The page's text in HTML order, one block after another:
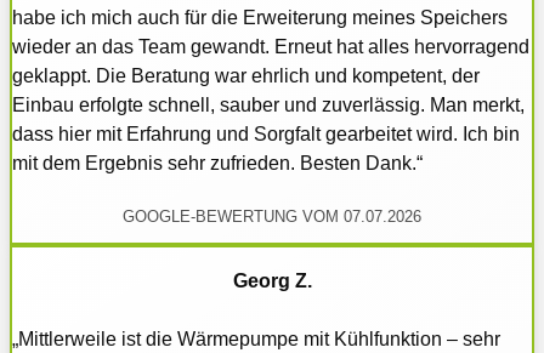
habe ich mich auch für die Erweiterung meines Speichers
wieder an das Team gewandt. Erneut hat alles hervorragend
geklappt. Die Beratung war ehrlich und kompetent, der
Einbau erfolgte schnell, sauber und zuverlässig. Man merkt,
dass hier mit Erfahrung und Sorgfalt gearbeitet wird. Ich bin
mit dem Ergebnis sehr zufrieden. Besten Dank.“
GOOGLE-BEWERTUNG VOM 07.07.2026
Georg Z.
„Mittlerweile ist die Wärmepumpe mit Kühlfunktion – sehr